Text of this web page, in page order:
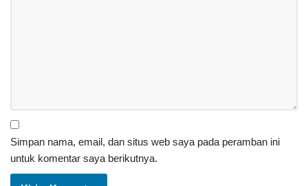
Simpan nama, email, dan situs web saya pada peramban ini
untuk komentar saya berikutnya.